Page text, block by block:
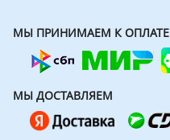
МЫ ПРИНИМАЕМ К ОПЛАТЕ
МЫ ДОСТАВЛЯЕМ